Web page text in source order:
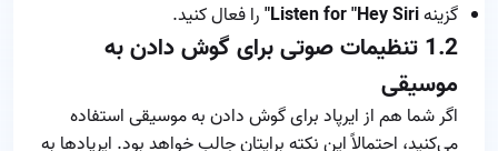
گزینهListen for "Hey Siri" را فعال کنید.
1.2 تنظیمات صوتی برای گوش دادن به
موسیقی
اگر شما هم از ایرپاد برای گوش دادن به موسیقی استفاده
می‌کنید، احتمالاً این نکته برایتان جالب خواهد بود. ایرپادها به